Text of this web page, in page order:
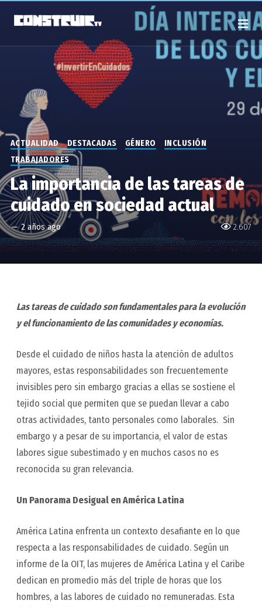
2.607
ACTUALIDAD DESTACADAS GÉNERO
INCLUSIÓN
TRABAJADORES
La importancia de las tareas de
cuidado en sociedad actual
— 2 años ago
Las tareas de cuidado son fundamentales para la evolución
y el funcionamiento de las comunidades y economías.
Desde el cuidado de niños hasta la atención de adultos
mayores, estas responsabilidades son frecuentemente
invisibles pero sin embargo gracias a ellas se sostiene el
tejido social que permiten que se puedan llevar a cabo
otras actividades, tanto personales como laborales. Sin
embargo y a pesar de su importancia, el valor de estas
labores sigue subestimado y en muchos casos no es
reconocida su gran relevancia.
Un Panorama Desigual en América Latina
América Latina enfrenta un contexto desafiante en lo que
respecta a las responsabilidades de cuidado. Según un
informe de la OIT, las mujeres de América Latina y el Caribe
dedican en promedio más del triple de horas que los
hombres, a las labores de cuidado no remuneradas. Esta